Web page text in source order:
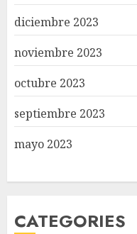
diciembre 2023
noviembre 2023
octubre 2023
septiembre 2023
mayo 2023
CATEGORIES